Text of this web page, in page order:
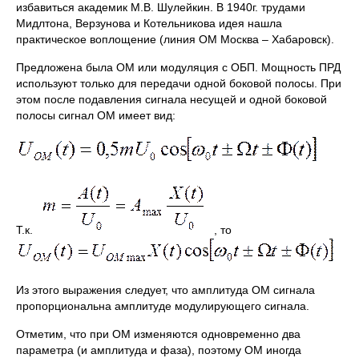
избавиться академик М.В. Шулейкин. В 1940г. трудами
Мидлтона, Верзунова и Котельникова идея нашла
практическое воплощение (линия ОМ Москва – Хабаровск).
Предложена была ОМ или модуляция с ОБП. Мощность ПРД
используют только для передачи одной боковой полосы. При
этом после подавления сигнала несущей и одной боковой
полосы сигнал ОМ имеет вид:
Т.к. , то
Из этого выражения следует, что амплитуда ОМ сигнала
пропорциональна амплитуде модулирующего сигнала.
Отметим, что при ОМ изменяются одновременно два
параметра (и амплитуда и фаза), поэтому ОМ иногда